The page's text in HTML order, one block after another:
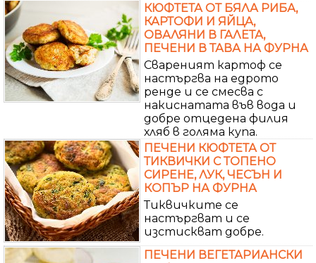
КЮФТЕТА ОТ БЯЛА РИБА,
КАРТОФИ И ЯЙЦА,
ОВАЛЯНИ В ГАЛЕТА,
ПЕЧЕНИ В ТАВА НА ФУРНА
Свареният картоф се
настъргва на едрото
ренде и се смесва с
накиснатата във вода и
добре отцедена филия
хляб в голяма купа.
ПЕЧЕНИ КЮФТЕТА ОТ
ТИКВИЧКИ С ТОПЕНО
СИРЕНЕ, ЛУК, ЧЕСЪН И
КОПЪР НА ФУРНА
Тиквичките се
настъргват и се
изстискват добре.
ПЕЧЕНИ ВЕГЕТАРИАНСКИ